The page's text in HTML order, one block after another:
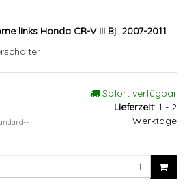
links Honda CR-V III Bj. 2007-2011
Sofort verfügbar
Lieferzeit: 1 - 2
Werktage